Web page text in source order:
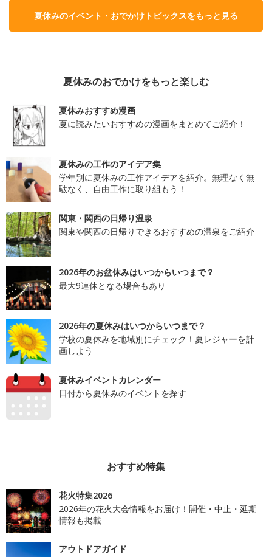
夏休みのイベント・おでかけトピックスをもっと見る
夏休みのおでかけをもっと楽しむ
夏休みおすすめ漫画
夏に読みたいおすすめの漫画をまとめてご紹介！
夏休みの工作のアイデア集
学年別に夏休みの工作アイデアを紹介。無理なく無
駄なく、自由工作に取り組もう！
関東・関西の日帰り温泉
関東や関西の日帰りできるおすすめの温泉をご紹介
2026年のお盆休みはいつからいつまで？
最大9連休となる場合もあり
2026年の夏休みはいつからいつまで？
学校の夏休みを地域別にチェック！夏レジャーを計
画しよう
夏休みイベントカレンダー
日付から夏休みのイベントを探す
おすすめ特集
花火特集2026
2026年の花火大会情報をお届け！開催・中止・延期
情報も掲載
アウトドアガイド